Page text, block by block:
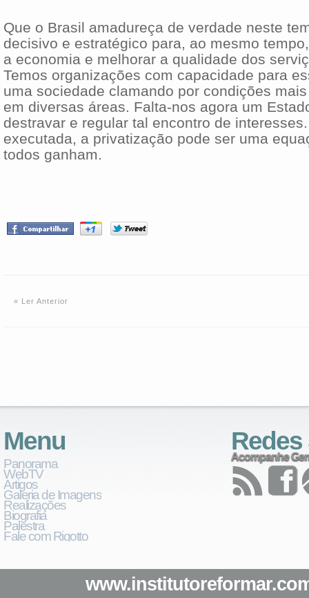
Que o Brasil amadureça de verdade neste
decisivo e estratégico para, ao mesmo
a economia e melhorar a qualidade dos
Temos organizações com capacidade para
uma sociedade clamando por condições
em diversas áreas. Falta-nos agora um
destravar e regular tal encontro de
executada, a privatização pode ser uma
todos ganham.
« Ler Anterior
Menu
Panorama
WebTV
Artigos
Galeria de Imagens
Realizações
Biografia
Palestra
Fale com Rigotto
Acompanhe